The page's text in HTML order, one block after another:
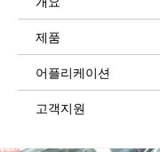
3M
Automotive
Aftermarket
News
Thank
you
for
your
interest
in
3M™
제품
어플리케이션
고객지원